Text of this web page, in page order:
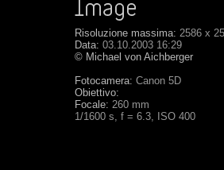
Risoluzione massima: 2586 x
Data: 03.10.2003 16:29
© Michael von Aichberger
Fotocamera: Canon 5D
Obiettivo:
Focale: 260 mm
1/1600 s, f = 6.3, ISO 400